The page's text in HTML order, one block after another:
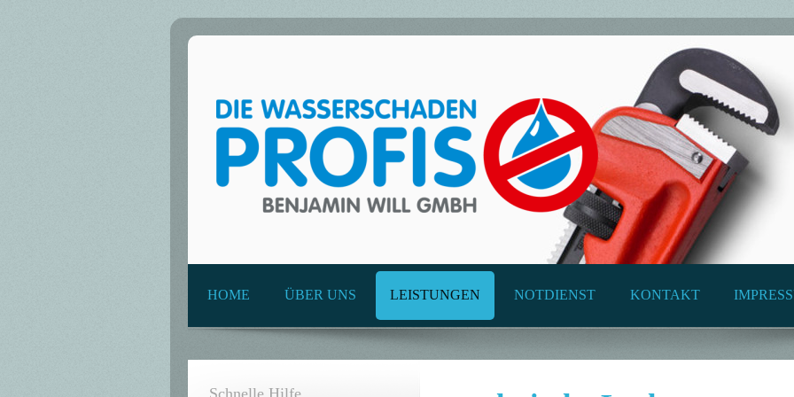
HOME ÜBER UNS LEISTUNGEN NOTDIENST KONTAKT
Schnelle Hilfe